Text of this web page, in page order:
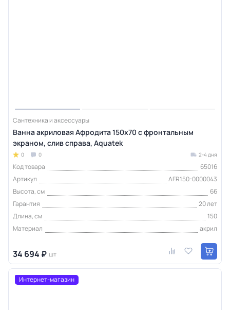
Сантехника и аксессуары
Ванна акриловая Афродита 150x70 с фронтальным
экраном, слив справа, Aquatek
0 0 2-4 дня
Код товара
65016
Артикул
AFR150-0000043
Высота, см
66
Гарантия
20 лет
Длина, см
150
Материал
акрил
34 694 ₽ шт
Интернет-магазин